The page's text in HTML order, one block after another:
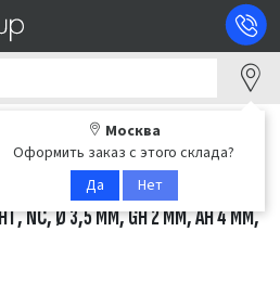
Москва
Оформить заказ с этого склада?
Да
Нет
NC, Ø 3,5 ММ, GH 2 ММ, AH 4 ММ,